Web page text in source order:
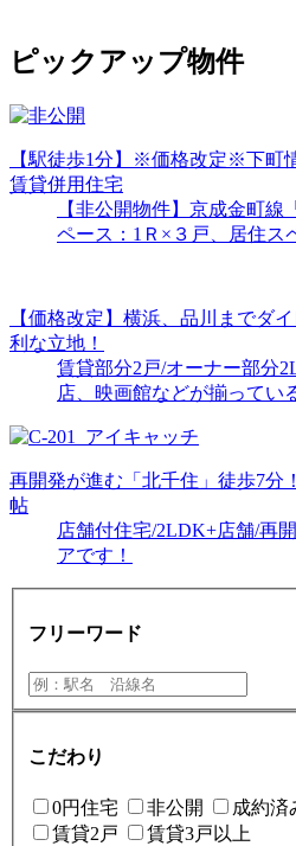
ピックアップ物件
【駅徒歩1分】※価格改定※下町
賃貸併用住宅
【非公開物件】京成金町線
ペース：1Ｒ×３戸、居住ス
【価格改定】横浜、品川までダ
利な立地！
賃貸部分2戸/オーナー部分
店、映画館などが揃ってい
再開発が進む「北千住」徒歩7分
帖
店舗付住宅/2LDK+店舗/再
アです！
フリーワード
こだわり
0円住宅 非公開
成約済
賃貸2戸
賃貸3戸以上